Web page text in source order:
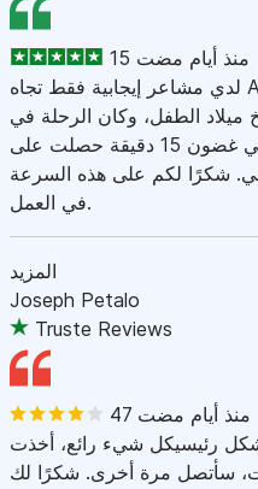
15 منذ أيام مضت
لدي مشاعر إيجابية فقط تجاه Auras. أخطأت عند تعبئة الوثيقة
الطفل، وكان الرحلة في
اليوم التالي، كتبت إلى الدعم وفي غضون 15 دقيقة حصلت على
شكرًا لكم على هذه السرعة
في العمل.
المزيد
Joseph Petalo
Truste Reviews
47 منذ أيام مضت
رئيسيكل شيء رائع، أخذت